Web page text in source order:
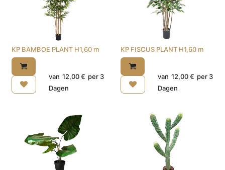
KP BAMBOE PLANT H1,60 m
van 12,00€ per 3
Dagen
KP FISCUS PLANT H1,60 m
van 12,00€ per 3
Dagen